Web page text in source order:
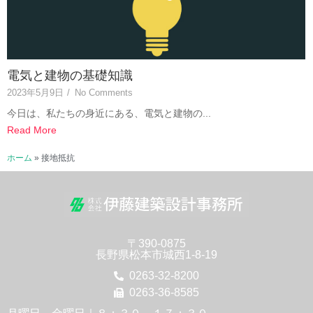
電気と建物の基礎知識
2023年5月9日 / No Comments
今日は、私たちの身近にある、電気と建物の...
Read More
ホーム » 接地抵抗
〒390-0875
長野県松本市城西1-8-19
0263-32-8200
0263-36-8585